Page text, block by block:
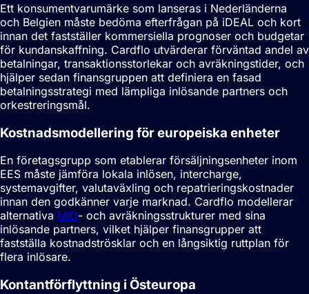
Ett konsumentvarumärke som lanseras i Nederländerna
och Belgien måste bedöma efterfrågan på iDEAL och kort
innan det fastställer kommersiella prognoser och budgetar
för kundanskaffning. Cardflo utvärderar förväntad andel av
betalningar, transaktionsstorlekar och avräkningstider, och
hjälper sedan finansgruppen att definiera en fasad
betalningsstrategi med lämpliga inlösande partners och
orkestreringsmål.
Kostnadsmodellering för europeiska enheter
En företagsgrupp som etablerar försäljningsenheter inom
EES måste jämföra lokala inlösen, intercharge,
systemavgifter, valutaväxling och repatrieringskostnader
innan den godkänner varje marknad. Cardflo modellerar
alternativa MID- och avräkningsstrukturer med sina
inlösande partners, vilket hjälper finansgrupper att
fastställa kostnadströsklar och en långsiktig ruttplan för
flera inlösare.
Kontantförflyttning i Östeuropa